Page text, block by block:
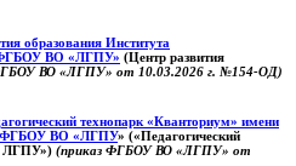
образования Института
ФГБОУ ВО «ЛГПУ» (Центр развития
ВО «ЛГПУ» от 10.03.2026 г. №154-ОД)
технопарк «Кванториум» имени
ФГБОУ ВО «ЛГПУ» («Педагогический
ЛГПУ») (приказ ФГБОУ ВО «ЛГПУ» от